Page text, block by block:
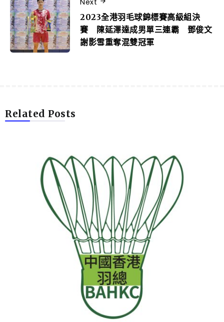
2023全港羽毛球錦標賽高級組決
賽 陳延澤達成男單三連霸 鄧俊文
謝影雪重奪混雙冠軍
Related Posts